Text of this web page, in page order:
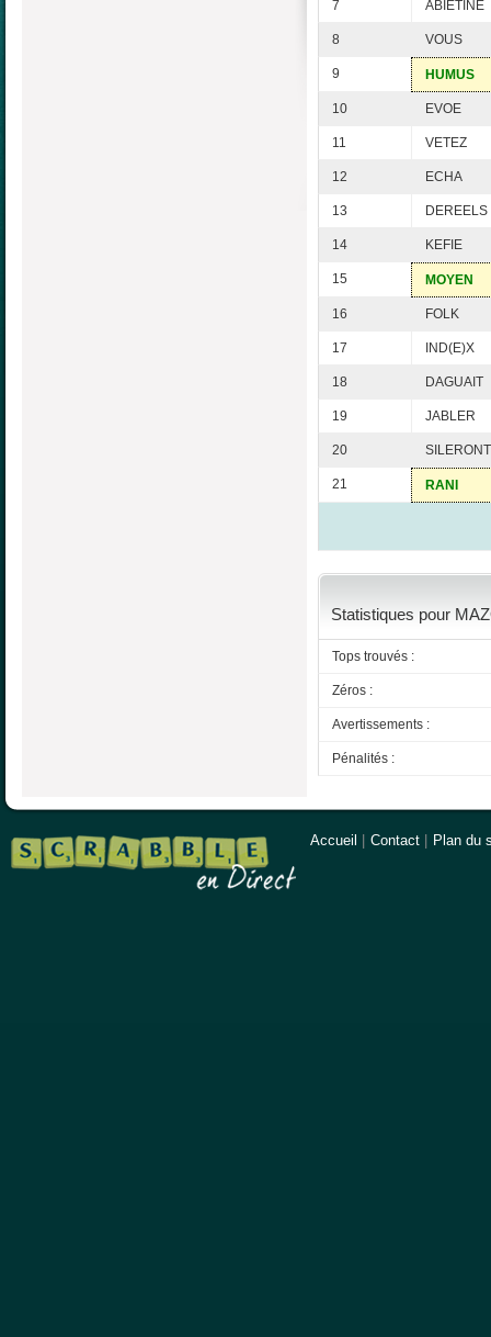
7 ABIETINE
8 VOUS
9 HUMUS
10 EVOE
11 VETEZ
12 ECHA
13 DEREELS
14 KEFIE
15 MOYEN
16 FOLK
17 IND(E)X
18 DAGUAIT
19 JABLER
20 SILERONT
21 RANI
Statistiques pour
Tops trouvés :
Zéros :
Avertissements :
Pénalités :
Accueil Contact Plan du